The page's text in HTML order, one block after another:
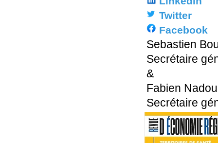
Twitter
Facebook
Sebastien
Secrétaire
&
Fabien Nadou
Secrétaire